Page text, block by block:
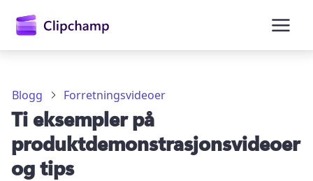
Blogg Forretningsvideoer
Ti eksempler på
produktdemonstrasjonsvideoer
og tips